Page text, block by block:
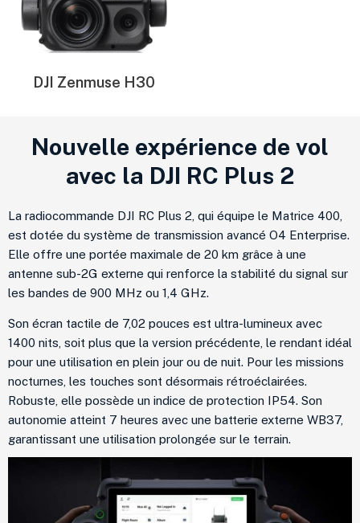
DJI Zenmuse H30
Nouvelle expérience de vol
avec la DJI RC Plus 2
La radiocommande DJI RC Plus 2, qui équipe le Matrice 400,
est dotée du système de transmission avancé O4 Enterprise.
Elle offre une portée maximale de 20 km grâce à une
antenne sub-2G externe qui renforce la stabilité du signal sur
les bandes de 900 MHz ou 1,4 GHz.
Son écran tactile de 7,02 pouces est ultra-lumineux avec
1400 nits, soit plus que la version précédente, le rendant idéal
pour une utilisation en plein jour ou de nuit. Pour les missions
nocturnes, les touches sont désormais rétroéclairées.
Robuste, elle possède un indice de protection IP54. Son
autonomie atteint 7 heures avec une batterie externe WB37,
garantissant une utilisation prolongée sur le terrain.